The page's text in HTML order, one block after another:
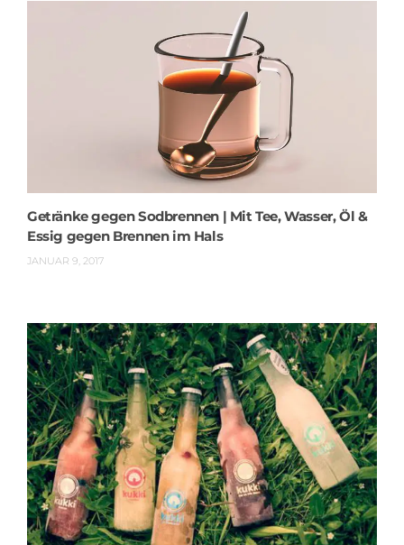
Getränke gegen Sodbrennen | Mit Tee, Wasser, Öl &
Essig gegen Brennen im Hals
JANUAR 9, 2017